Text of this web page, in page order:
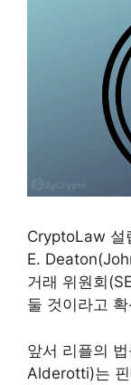
CryptoLaw 설
E.
거래 위원회
둘 것이라고
앞서 리플의
Alderotti)는